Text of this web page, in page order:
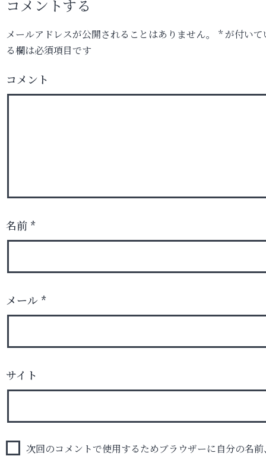
コメントする
メールアドレスが公開されることはありません。 *が付いて
る欄は必須項目です
コメント
名前 *
メール *
サイト
次回のコメントで使用するためブラウザーに自分の名前